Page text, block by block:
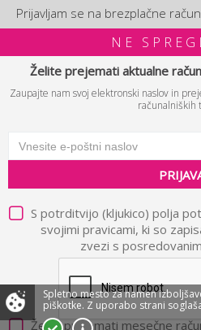
Prijavljam se na brezplačne
prijavi si boste lahko ogledali
računalniških trikov.
PRIJAVA
© 2026 B2 d.o.o. Vse pravice
pravna obvestila
| Piškotki | Avtorji
Spletno mesto za namen
piškotke. Z uporabo strani
NE
Želite prejemati aktualne
Zaupajte nam svoj elektronski naslov in
računalniških
S potrditvijo (kljukico) polja
svojimi pravicami, ki so
zvezi s
Želim prejemati mesečne